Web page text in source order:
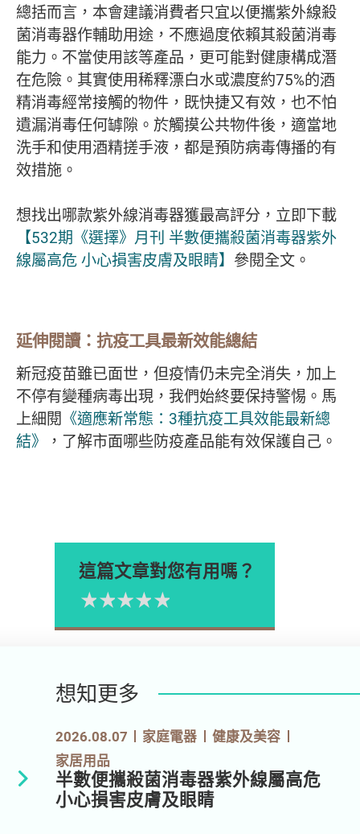
總括而言，本會建議消費者只宜以便攜紫外線殺
菌消毒器作輔助用途，不應過度依賴其殺菌消毒
能力。不當使用該等產品，更可能對健康構成潛
在危險。其實使用稀釋漂白水或濃度約75%的酒
精消毒經常接觸的物件，既快捷又有效，也不怕
遺漏消毒任何罅隙。於觸摸公共物件後，適當地
洗手和使用酒精搓手液，都是預防病毒傳播的有
效措施。
想找出哪款紫外線消毒器獲最高評分，立即下載
【532期《選擇》月刊 半數便攜殺菌消毒器紫外
線屬高危 小心損害皮膚及眼睛】 參閱全文。
延伸閱讀：抗疫工具最新效能總結
新冠疫苗雖已面世，但疫情仍未完全消失，加上
不停有變種病毒出現，我們始終要保持警惕。馬
上細閱 《適應新常態：3種抗疫工具效能最新總
結》
，了解市面哪些防疫產品能有效保護自己。
這篇文章對您有用嗎？
Please rate
4星
3星
2星
1星
想知更多
2026.08.07 家庭電器
健康及美容
家居用品
半數便攜殺菌消毒器紫外線屬高危
小心損害皮膚及眼睛